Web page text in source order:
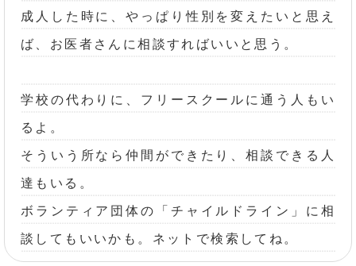
成人した時に、やっぱり性別を変えたいと思え
ば、お医者さんに相談すればいいと思う。
学校の代わりに、フリースクールに通う人もい
るよ。
そういう所なら仲間ができたり、相談できる人
達もいる。
ボランティア団体の「チャイルドライン」に相
談してもいいかも。ネットで検索してね。